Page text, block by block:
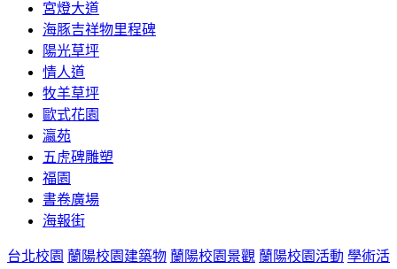
宮燈大道
海豚吉祥物里程碑
陽光草坪
情人道
牧羊草坪
歐式花園
瀛苑
五虎碑雕塑
福園
書卷廣場
海報街
台北校園 蘭陽校園建築物 蘭陽校園景觀 蘭陽校園活動 學術活